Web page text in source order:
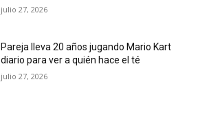
julio 27, 2026
Pareja lleva 20 años jugando Mario Kart
diario para ver a quién hace el té
julio 27, 2026